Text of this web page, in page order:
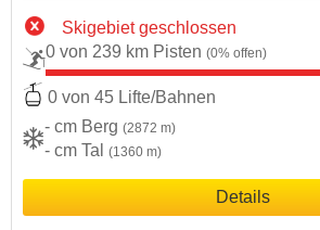
Skigebiet geschlossen
0 von 239 km Pisten (0% offen)
0 von 45 Lifte/Bahnen
- cm Berg (2872 m)
- cm Tal (1360 m)
Details